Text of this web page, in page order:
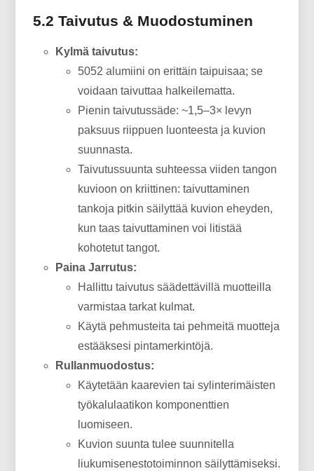
5.2 Taivutus & Muodostuminen
Kylmä taivutus:
5052 alumiini on erittäin taipuisaa; se
voidaan taivuttaa halkeilematta.
Pienin taivutussäde: ~1,5–3× levyn
paksuus riippuen luonteesta ja kuvion
suunnasta.
Taivutussuunta suhteessa viiden tangon
kuvioon on kriittinen: taivuttaminen
tankoja pitkin säilyttää kuvion eheyden,
kun taas taivuttaminen voi litistää
kohotetut tangot.
Paina Jarrutus:
Hallittu taivutus säädettävillä muotteilla
varmistaa tarkat kulmat.
Käytä pehmusteita tai pehmeitä muotteja
estääksesi pintamerkintöjä.
Rullanmuodostus:
Käytetään kaarevien tai sylinterimäisten
työkalulaatikon komponenttien
luomiseen.
Kuvion suunta tulee suunnitella
liukumisenestotoiminnon säilyttämiseksi.